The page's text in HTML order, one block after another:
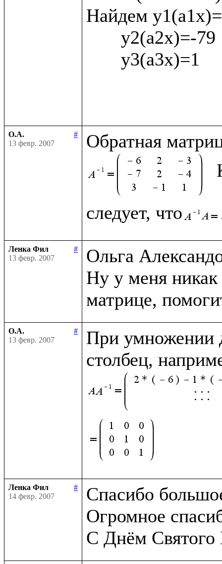
Найдем
О.А.
#
13 февр. 2007
Обратная
следует, что
Ленка Фил
#
13 февр. 2007
Ольга
Ну у меня никак
О.А.
#
13 февр. 2007
При умножении
столбец,
Ленка Фил
#
14 февр. 2007
Спасибо
Огромное